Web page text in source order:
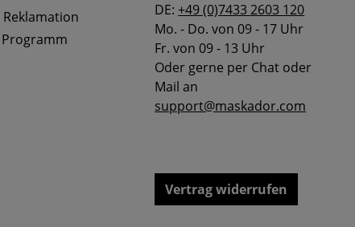
Programm
DE:+49 (0)7433 2603 120
Mo. - Do. von 09 - 17 Uhr
Fr. von 09 - 13 Uhr
Oder gerne per Chat oder
Mail an
support@maskador.com
Vertrag widerrufen